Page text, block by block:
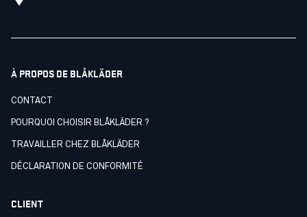
À PROPOS DE BLÅKLÄDER
CONTACT
POURQUOI CHOISIR BLÅKLÄDER ?
TRAVAILLER CHEZ BLÅKLÄDER
DÉCLARATION DE CONFORMITÉ
CLIENT